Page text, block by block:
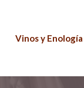
Vinos y Enología